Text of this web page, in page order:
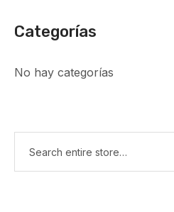
Categorías
No hay categorías